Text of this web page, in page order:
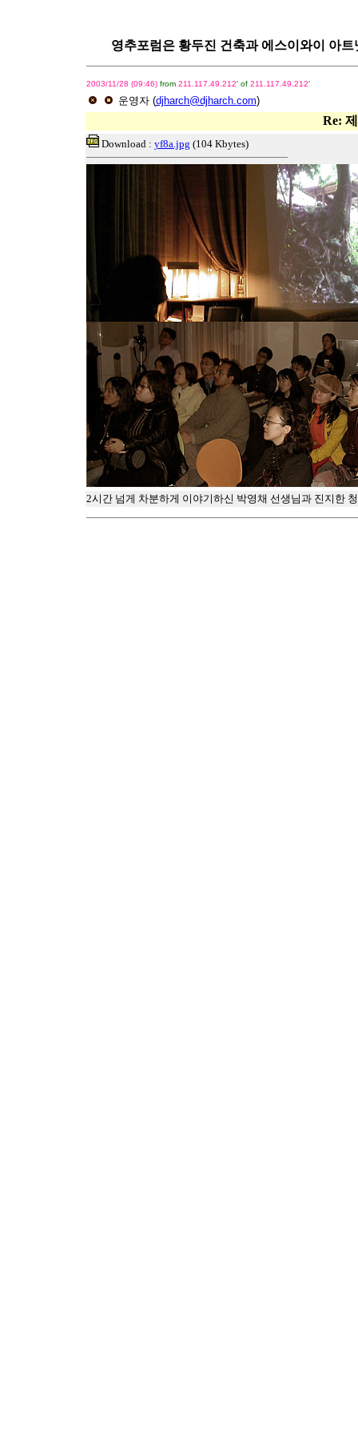
영추포럼은 황두진 건축과 에스이와이 아
2003/11/28 (09:46)from 211.117.49.212' of 211.117.49.212'
운영자 (djharch@djharch.com)
Re:
Download : yf8a.jpg (104 Kbytes)
2시간 넘게 차분하게 이야기하신 박영채 선생님과 진지한